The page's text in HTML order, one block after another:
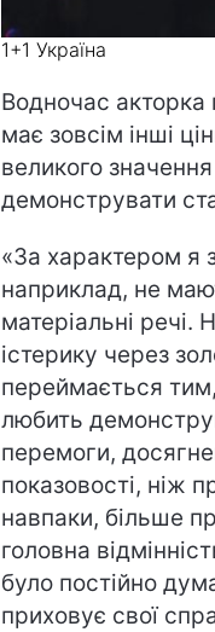
1+1 Україна
Водночас
має зовсім інші
великого
демонструвати
«За характером я
наприклад, не
матеріальні
істерику через
переймається
любить
перемоги,
показовості, ніж
навпаки, більше
головна
було постійно
приховує свої